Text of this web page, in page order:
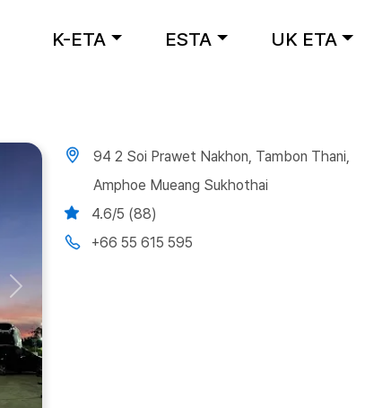
K-ETA ESTA UK ETA
Next
94 2 Soi Prawet Nakhon, Tambon Thani,
Amphoe Mueang Sukhothai
4.6/5 (88)
+66 55 615 595